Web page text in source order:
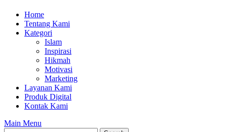
Home
Tentang Kami
Kategori
Islam
Inspirasi
Hikmah
Motivasi
Marketing
Layanan Kami
Produk Digital
Kontak Kami
Main Menu